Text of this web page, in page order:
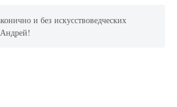
и без искусствоведческих